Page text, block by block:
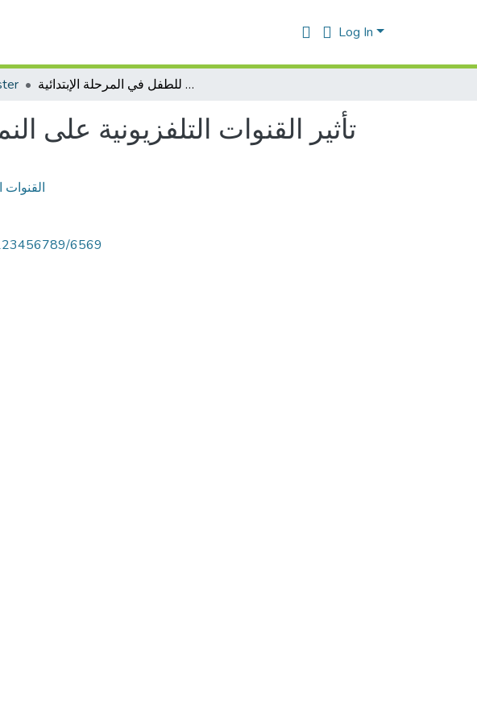
Log In
تأثير القنوات التلفزيونية على النمو العقلي و اللغوي للطفل في المرحلة الإبتدائية
تأثير القنوات التلفزيونية على
القنوات
6569